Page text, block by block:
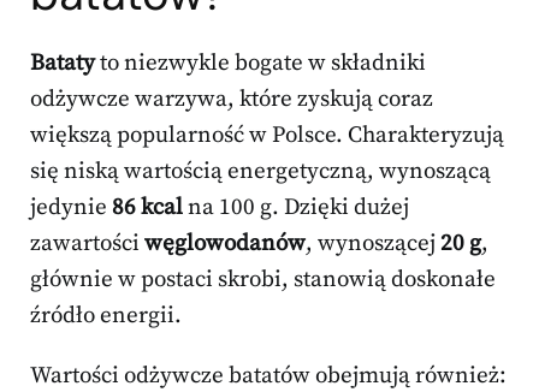
Batatyto niezwykle bogate w składniki
odżywcze warzywa, które zyskują coraz
większą popularność w Polsce. Charakteryzują
się niską wartością energetyczną, wynoszącą
jedynie 86 kcalna 100 g. Dzięki dużej
zawartości węglowodanów, wynoszącej 20 g,
głównie w postaci skrobi, stanowią doskonałe
źródło energii.
Wartości odżywcze batatów obejmują również: